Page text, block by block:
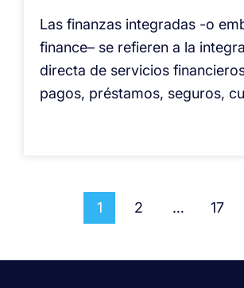
Las finanzas integradas -o
finance– se refieren a la
directa de servicios
pagos, préstamos, seguros,
1 2 … 17